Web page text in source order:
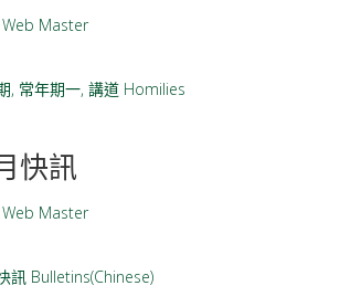
Web Master
, 常年期一, 講道 Homilies
快訊
Web Master
訊 Bulletins(Chinese)